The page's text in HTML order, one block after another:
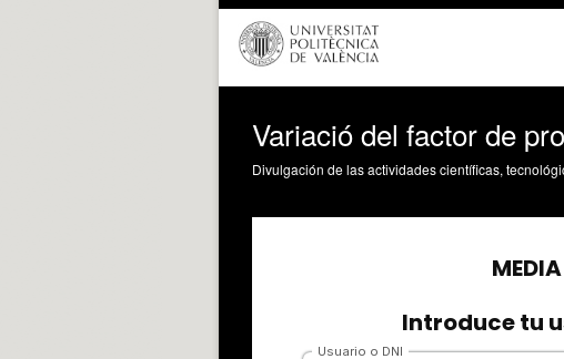
Variació del factor de
Divulgación de las actividades científicas,